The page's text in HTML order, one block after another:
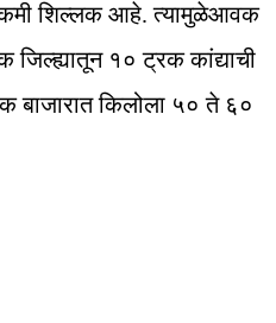
कमी शिल्लक आहे. त्यामुळेआवक
जिल्ह्यातून १० ट्रक कांद्याची
बाजारात किलोला ५० ते ६०